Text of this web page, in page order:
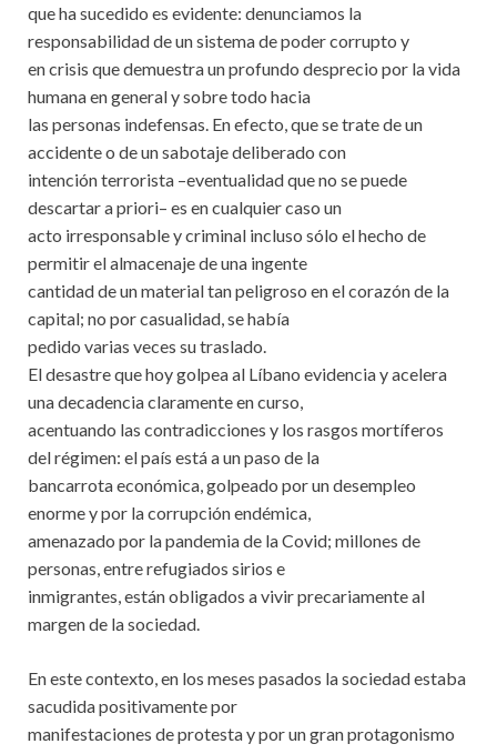
que ha sucedido es evidente: denunciamos la
responsabilidad de un sistema de poder corrupto y
en crisis que demuestra un profundo desprecio por la vida
humana en general y sobre todo hacia
las personas indefensas. En efecto, que se trate de un
accidente o de un sabotaje deliberado con
intención terrorista –eventualidad que no se puede
descartar a priori– es en cualquier caso un
acto irresponsable y criminal incluso sólo el hecho de
permitir el almacenaje de una ingente
cantidad de un material tan peligroso en el corazón de la
capital; no por casualidad, se había
pedido varias veces su traslado.
El desastre que hoy golpea al Líbano evidencia y acelera
una decadencia claramente en curso,
acentuando las contradicciones y los rasgos mortíferos
del régimen: el país está a un paso de la
bancarrota económica, golpeado por un desempleo
enorme y por la corrupción endémica,
amenazado por la pandemia de la Covid; millones de
personas, entre refugiados sirios e
inmigrantes, están obligados a vivir precariamente al
margen de la sociedad.
En este contexto, en los meses pasados la sociedad estaba
sacudida positivamente por
manifestaciones de protesta y por un gran protagonismo